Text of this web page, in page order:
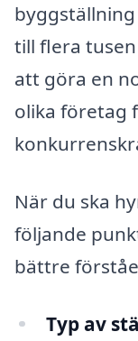
till flera
att göra en
olika företag
När du ska
följande
bättre
Typ av